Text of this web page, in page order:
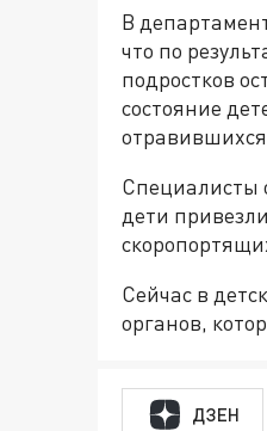
В
что по
подростков
состояние
Специалисты
дети
Сейчас в
органов,
ДЗЕН